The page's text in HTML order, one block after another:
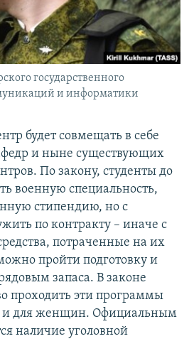
государственного
и информатики
будет совмещать в себе
и ныне существующих
По закону, студенты до
военную специальность,
стипендию, но с
по контракту – иначе с
потраченные на их
пройти подготовку и
запаса. В законе
проходить эти программы
и для женщин. Официальным
наличие уголовной